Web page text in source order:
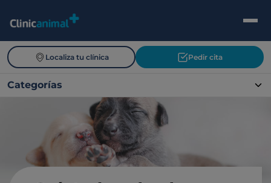
Localiza tu clínica Pedir cita
Categorías